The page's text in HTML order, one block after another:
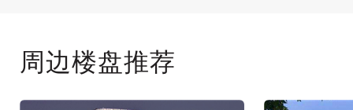
周边楼盘推荐